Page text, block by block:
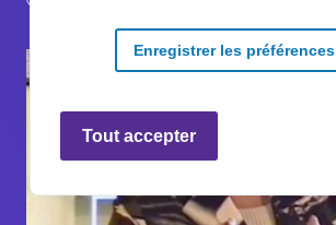
Enregistrer les préférences
Tout accepter